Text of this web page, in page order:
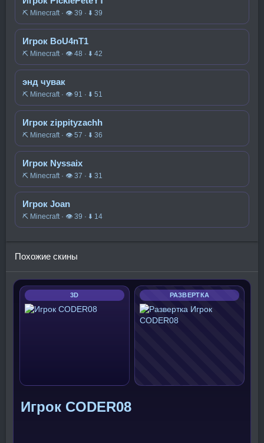
⛏️ Minecraft · 👁 39 · ⬇ 39
Игрок BoU4nT1
⛏️ Minecraft · 👁 48 · ⬇ 42
энд чувак
⛏️ Minecraft · 👁 91 · ⬇ 51
Игрок zippityzachh
⛏️ Minecraft · 👁 57 · ⬇ 36
Игрок Nyssaix
⛏️ Minecraft · 👁 37 · ⬇ 31
Игрок Joan
⛏️ Minecraft · 👁 39 · ⬇ 14
Похожие скины
3D РАЗВЕРТКА
Игрок CODER08